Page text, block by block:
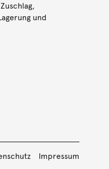
und
Impressum